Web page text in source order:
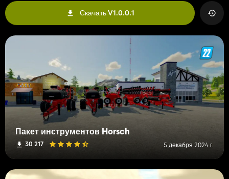
Скачать V1.0.0.1
Пакет инструментов Horsch
30 217 5 декабря 2024 г.